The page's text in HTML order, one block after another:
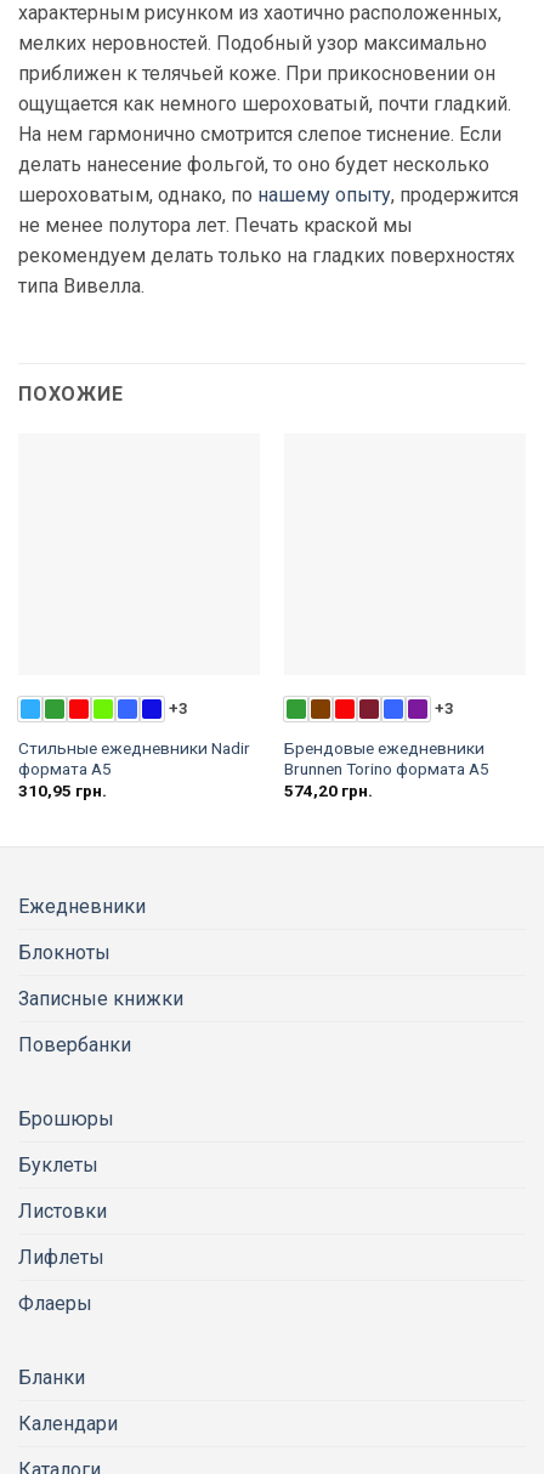
характерным рисунком из хаотично расположенных,
мелких неровностей. Подобный узор максимально
приближен к телячьей коже. При прикосновении он
ощущается как немного шероховатый, почти гладкий.
На нем гармонично смотрится слепое тиснение. Если
делать нанесение фольгой, то оно будет несколько
шероховатым, однако, по нашему опыту, продержится
не менее полутора лет. Печать краской мы
рекомендуем делать только на гладких поверхностях
типа Вивелла.
ПОХОЖИЕ
+3
Стильные ежедневники Nadir
формата А5
310,95 грн.
+3
Брендовые ежедневники
Brunnen Torino формата А5
574,20 грн.
Ежедневники
Блокноты
Записные книжки
Повербанки
Брошюры
Буклеты
Листовки
Лифлеты
Флаеры
Бланки
Календари